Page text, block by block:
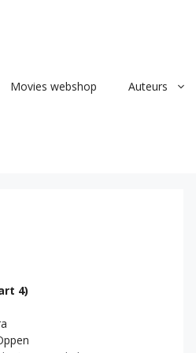
Movies webshop Auteurs
4)